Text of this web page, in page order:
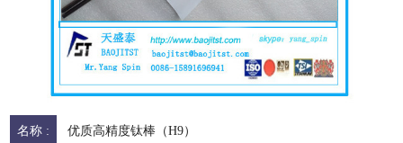
名称 : 优质高精度钛棒（H9）